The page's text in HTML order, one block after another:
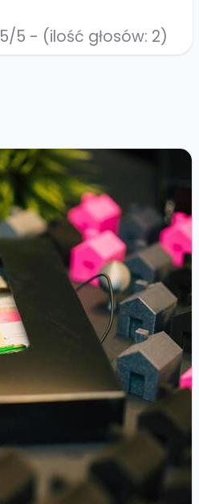
5/5 - (ilość głosów: 2)